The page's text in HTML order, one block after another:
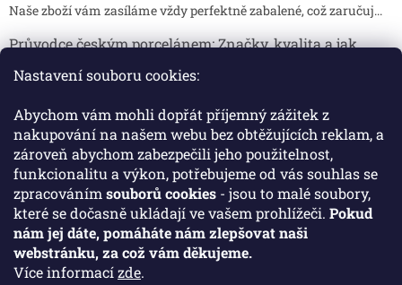
Nastavení souboru cookies:
Abychom vám mohli dopřát příjemný zážitek z
nakupování na našem webu bez obtěžujících reklam, a
zároveň abychom zabezpečili jeho použitelnost,
funkcionalitu a výkon, potřebujeme od vás souhlas se
zpracováním souborů cookies - jsou to malé soubory,
které se dočasně ukládají ve vašem prohlížeči. Pokud
nám jej dáte, pomáháte nám zlepšovat naši
webstránku, za což vám děkujeme.
Více informacízde.
Naše zboží vám zasíláme vždy perfektně zabalené, což zaručuj...
Průvodce českým porcelánem: Značky, kvalita a jak
Jak skladovat broušené sklenice, aby se nepoškodily?
Broušené sklenice jsou symbolem elegance, tradice a luxusu. ...
Facebook